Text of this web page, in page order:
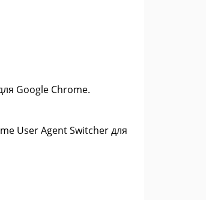
Google Chrome.
User Agent Switcher для